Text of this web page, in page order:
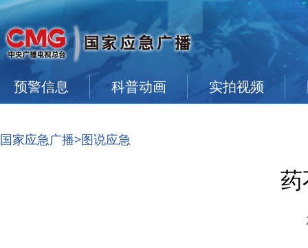
预警信息 科普动画 实拍视频
国家应急广播>图说应急